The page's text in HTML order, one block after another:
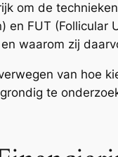
om de
en FUT
waarom zij
van hoe
te